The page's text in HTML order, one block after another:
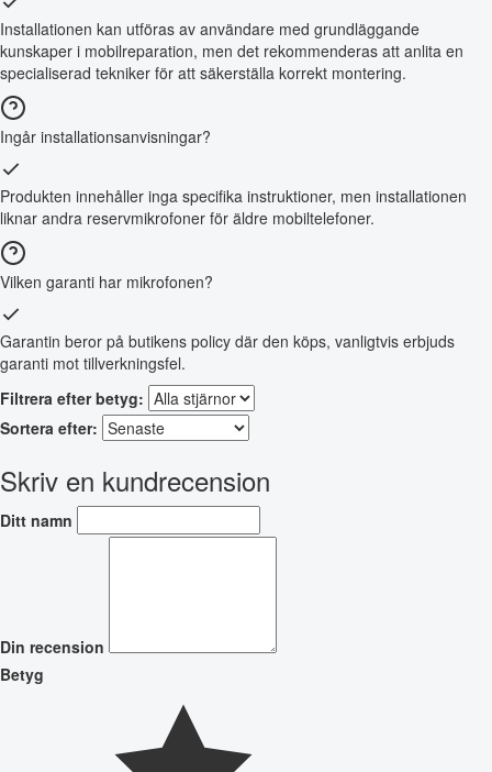
Installationen kan utföras av användare med grundläggande
kunskaper i mobilreparation, men det rekommenderas att anlita en
specialiserad tekniker för att säkerställa korrekt montering.
Ingår installationsanvisningar?
Produkten innehåller inga specifika instruktioner, men installationen
liknar andra reservmikrofoner för äldre mobiltelefoner.
Vilken garanti har mikrofonen?
Garantin beror på butikens policy där den köps, vanligtvis erbjuds
garanti mot tillverkningsfel.
Filtrera efter betyg:
Sortera efter:
Skriv en kundrecension
Ditt namn
Din recension
Betyg